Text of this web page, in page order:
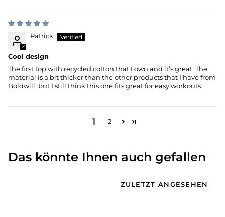
Patrick
Cool design
The first top with recycled cotton that I own and it’s great. The
material is a bit thicker than the other products that I have from
Boldwill, but I still think this one fits great for easy workouts.
1 2
Das könnte Ihnen auch gefallen
ZULETZT ANGESEHEN